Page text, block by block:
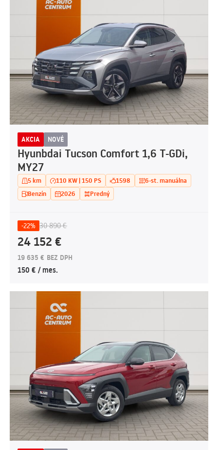
AKCIA NOVÉ
Hyunbdai Tucson Comfort 1,6 T-GDi,
MY27
5 km 110 KW | 150 PS 1598
6-st. manuálna
Benzín
2026 Predný
-22% 30 890 €
24 152 €
19 635 € BEZ DPH
150 € / mes.